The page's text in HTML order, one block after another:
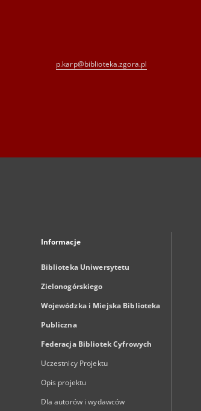
p.karp@biblioteka.zgora.pl
Informacje
Biblioteka Uniwersytetu
Zielonogórskiego
Wojewódzka i Miejska Biblioteka
Publiczna
Federacja Bibliotek Cyfrowych
Uczestnicy Projektu
Opis projektu
Dla autorów i wydawców